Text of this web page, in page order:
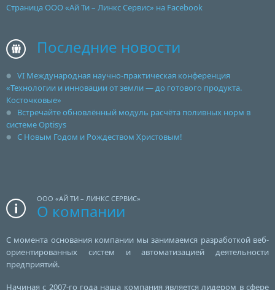
Страница ООО «Ай Ти – Линкс Сервис» на Facebook
Последние новости
VI Международная научно-практическая конференция
«Технологии и инновации от земли — до готового продукта.
Косточковые»
Встречайте обновлённый модуль расчёта поливных норм в
системе Optisys
С Новым Годом и Рождеством Христовым!
ООО «АЙ ТИ – ЛИНКС СЕРВИС»
О компании
С момента основания компании мы занимаемся разработкой веб-
ориентированных систем и автоматизацией деятельности
предприятий.
Начиная с 2007-го года наша компания является лидером в сфере